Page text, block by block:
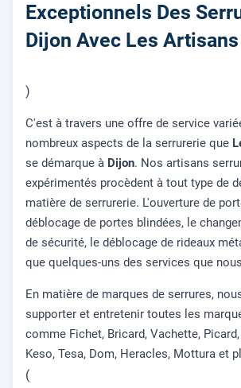
Exceptionnels Des
Dijon Avec Les
)
C'est à travers une offre de service
nombreux aspects de la serrurerie que
se démarque à Dijon. Nos artisans
expérimentés procèdent à tout type de
matière de serrurerie. L'ouverture de
déblocage de portes blindées, le
de sécurité, le déblocage de rideaux
que quelques-uns des services que
En matière de marques de serrures,
supporter et entretenir toutes les
comme Fichet, Bricard, Vachette,
Keso, Tesa, Dom, Heracles, Mottura et
(